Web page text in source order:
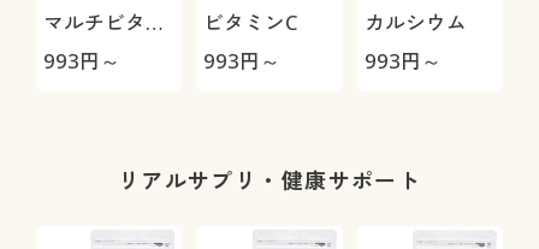
マルチビタミ
ン
993円～
ビタミンC
993円～
カルシウム
993円～
リアルサプリ・健康サポート